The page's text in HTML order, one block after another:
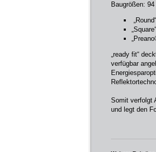
Baugrößen:
„ready fit“
verfügbar
Somit verfolgt
und legt den